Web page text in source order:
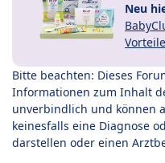
Neu
Vorteile
Bitte beachten: Dieses
Informationen zum Inhalt
unverbindlich und können
keinesfalls eine Diagnose
darstellen oder einen